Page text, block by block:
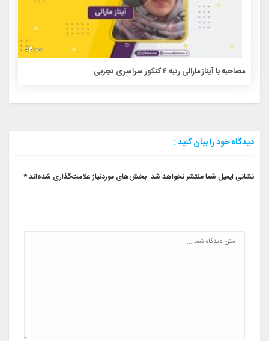
۰۴:۰۰
مصاحبه با آیناز مارالی رتبه ۴ کنکور سراسری تجربی
دیدگاه خود را بیان کنید :
نشانی ایمیل شما منتشر نخواهد شد. بخش‌های موردنیاز علامت‌گذاری شده‌اند*